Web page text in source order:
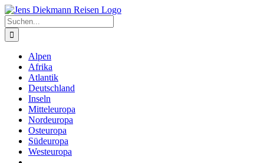
Zum
Inhalt
springen
Suche
nach:
Alpen
Afrika
Atlantik
Deutschland
Inseln
Mitteleuropa
Nordeuropa
Osteuropa
Südeuropa
Westeuropa